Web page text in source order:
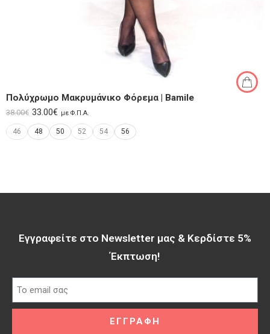
Πολύχρωμο Μακρυμάνικο Φόρεμα | Bamile
38.00€ 33.00€ με Φ.Π.Α.
46 48 50 52 54 56
Εγγραφείτε στο Newsletter μας & Κερδίστε 5%
Έκπτωση!​
ΕΓΓΡΑΦΗ